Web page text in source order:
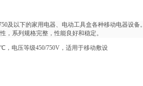
及以下的家用电器、电动工具盒各种移动电器设备。
，系列规格完整，性能良好和稳定。
℃，电压等级450/750V ，适用于移动敷设